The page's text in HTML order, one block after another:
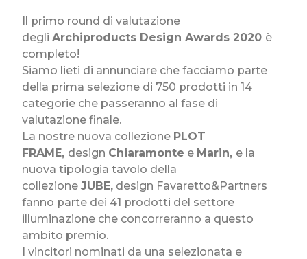
Il primo round di valutazione
degliArchiproducts Design Awards 2020 è
completo!
Siamo lieti di annunciare che facciamo parte
della prima selezione di 750 prodotti in 14
categorie che passeranno al fase di
valutazione finale.
La nostre nuova collezione PLOT
FRAME, design Chiaramonte e Marin, e la
nuova tipologia tavolo della
collezioneJUBE, design Favaretto&Partners
fanno parte dei 41 prodotti del settore
illuminazione che concorreranno a questo
ambito premio.
I vincitori nominati da una selezionata e